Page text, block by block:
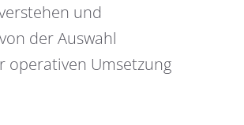
und
der Auswahl
operativen Umsetzung